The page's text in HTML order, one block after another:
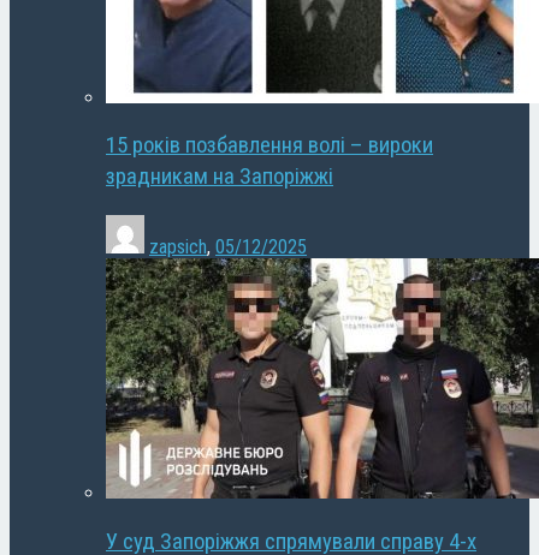
15 років позбавлення волі – вироки
зрадникам на Запоріжжі
zapsich, 05/12/2025
У суд Запоріжжя спрямували справу 4-х